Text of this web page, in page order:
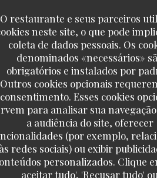
O restaurante e seus parceiros
neste site, o que pode
coleta de dados pessoais. Os
denominados «necessários»
obrigatórios e instalados por
Outros cookies opcionais
consentimento. Esses cookies
para analisar sua
a audiência do site, oferecer
(por exemplo,
às redes sociais) ou exibir
personalizados. Clique
aceitar tudo', 'Recusar tudo'
: 4/5 MENU : 4/5 QUALITY_PRICE
et amabilité de l’équipe
to the review
ce retour ! Nous sommes ravis que
Votre remarque sur le rapport qualité-
bientôt !
1 2 3